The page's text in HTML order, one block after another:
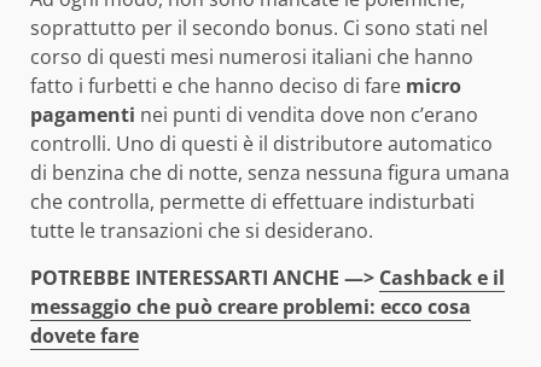
soprattutto per il secondo bonus. Ci sono stati nel
corso di questi mesi numerosi italiani che hanno
fatto i furbetti e che hanno deciso di fare micro
pagamenti nei punti di vendita dove non c’erano
controlli. Uno di questi è il distributore automatico
di benzina che di notte, senza nessuna figura umana
che controlla, permette di effettuare indisturbati
tutte le transazioni che si desiderano.
POTREBBE INTERESSARTI ANCHE —> Cashback e il
messaggio che può creare problemi: ecco cosa
dovete fare